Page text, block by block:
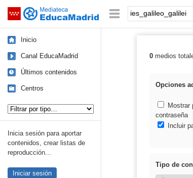
Saltar navegación Palabra o frase:
Inicio
Canal EducaMadrid
Últimos contenidos
Centros
Inicia sesión para aportar
contenidos, crear listas de
reproducción...
Iniciar sesión
0medios
Opciones
Mostrar
contraseña
Incluir
Tipo de